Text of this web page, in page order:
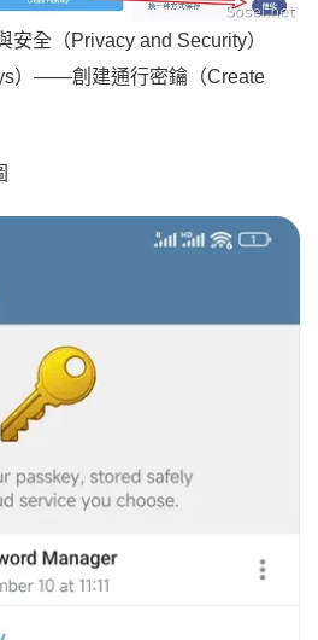
全（Privacy and Security）
）——創建通行密鑰（Create